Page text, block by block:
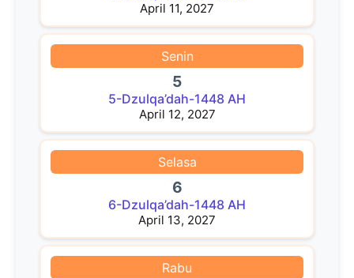
April 11, 2027
Senin
5
5-Dzulqa’dah-1448 AH
April 12, 2027
Selasa
6
6-Dzulqa’dah-1448 AH
April 13, 2027
Rabu